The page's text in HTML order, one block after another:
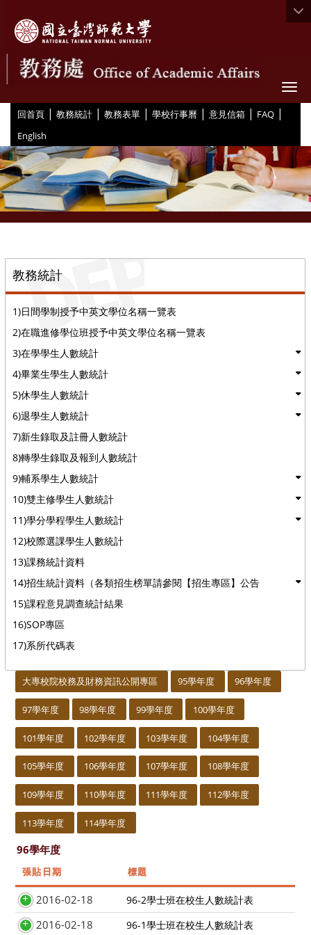
回首頁 | 教務統計 | 教務表單 | 學校行事曆 | 意見信箱 | FAQ |
English
教務統計
1)日間學制授予中英文學位名稱一覽表
2)在職進修學位班授予中英文學位名稱一覽表
3)在學學生人數統計
4)畢業生學生人數統計
5)休學生人數統計
6)退學生人數統計
7)新生錄取及註冊人數統計
8)轉學生錄取及報到人數統計
9)輔系學生人數統計
10)雙主修學生人數統計
11)學分學程學生人數統計
12)校際選課學生人數統計
13)課務統計資料
14)招生統計資料（各類招生榜單請參閱【招生專區】公告
15)課程意見調查統計結果
16)SOP專區
17)系所代碼表
大專校院校務及財務資訊公開專區 95學年度 96學年度
97學年度 98學年度 99學年度 100學年度
101學年度 102學年度 103學年度 104學年度
105學年度 106學年度 107學年度 108學年度
109學年度 110學年度 111學年度 112學年度
113學年度 114學年度
96學年度
張貼日期 標題
2016-02-18 96-2學士班在校生人數統計表
2016-02-18 96-1學士班在校生人數統計表